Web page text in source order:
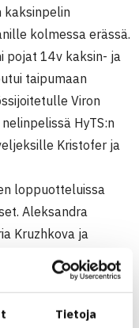
Tietoja
kaksinpelin
kolmessa erässä.
pojat 14v kaksin- ja
taipumaan
Viron
HyTS:n
Kristofer ja
loppuotteluissa
Aleksandra
Kruzhkova ja